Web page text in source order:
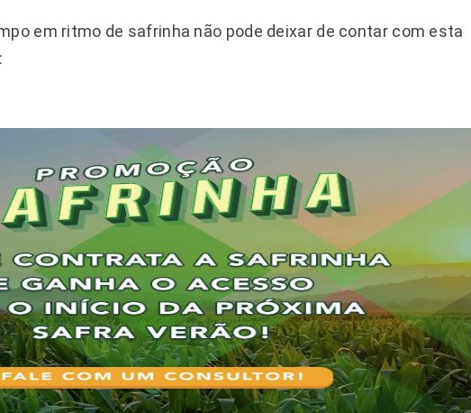
em ritmo de safrinha não pode deixar de contar com esta